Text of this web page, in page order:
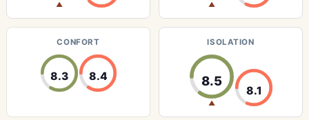
▲ ▲
CONFORT
8.3 8.4
ISOLATION
8.5
▲
8.1